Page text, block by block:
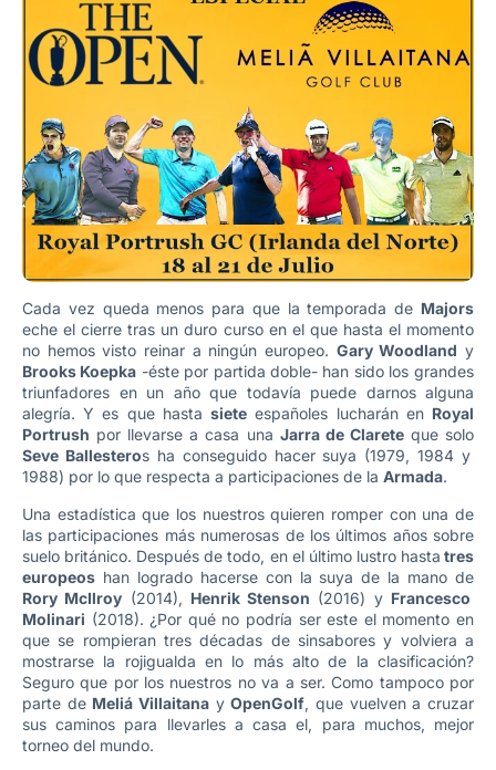
Cada vez queda menos para que la temporada de Majors
eche el cierre tras un duro curso en el que hasta el momento
no hemos visto reinar a ningún europeo. Gary Woodland y
Brooks Koepka -éste por partida doble- han sido los grandes
triunfadores en un año que todavía puede darnos alguna
alegría. Y es que hastasiete españoles lucharán en Royal
Portrush por llevarse a casa una Jarra de Clareteque solo
Seve Ballesteros ha conseguido hacer suya (1979, 1984 y
1988) por lo que respecta a participaciones de la Armada.
Una estadística que los nuestros quieren romper con una de
las participaciones más numerosas de los últimos años sobre
suelo británico. Después de todo, en el último lustro hasta tres
europeos han logrado hacerse con la suya de la mano de
Rory McIlroy (2014), Henrik Stenson (2016) y Francesco
Molinari (2018). ¿Por qué no podría ser este el momento en
que se rompieran tres décadas de sinsabores y volviera a
mostrarse la rojigualda en lo más alto de la clasificación?
Seguro que por los nuestros no va a ser. Como tampoco por
parte de Meliá Villaitana yOpenGolf, que vuelven a cruzar
sus caminos para llevarles a casa el, para muchos, mejor
torneo del mundo.